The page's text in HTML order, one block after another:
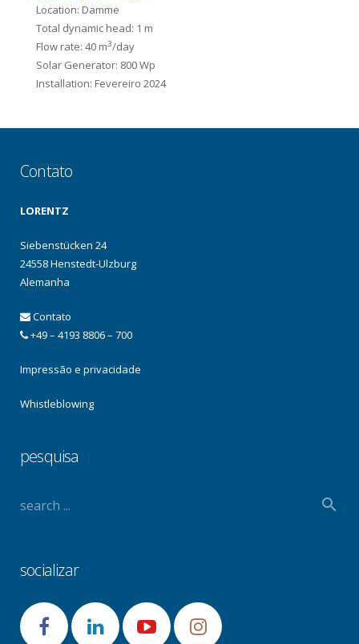
Location: Damme
Total dynamic head: 1 m
Flow rate: 40 m3/day
Solar Generator: 800 Wp
Installation: Fevereiro 2024
Contato
LORENTZ
Siebenstücken 24
24558 Henstedt-Ulzburg
Alemanha
Contato
+49 – 4193 8806 – 700
Impressão e privacidade
Whistleblowing
pesquisa
socializar